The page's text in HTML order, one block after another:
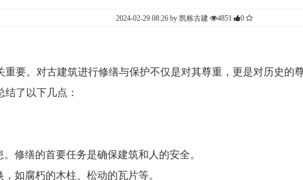
2024-02-29 08:26 by 凯栋古建 4851 0
要。对古建筑进行修缮与保护不仅是对其尊重，更是对历史的
了以下几点：
缮的首要任务是确保建筑和人的安全。
如腐朽的木柱、松动的瓦片等。